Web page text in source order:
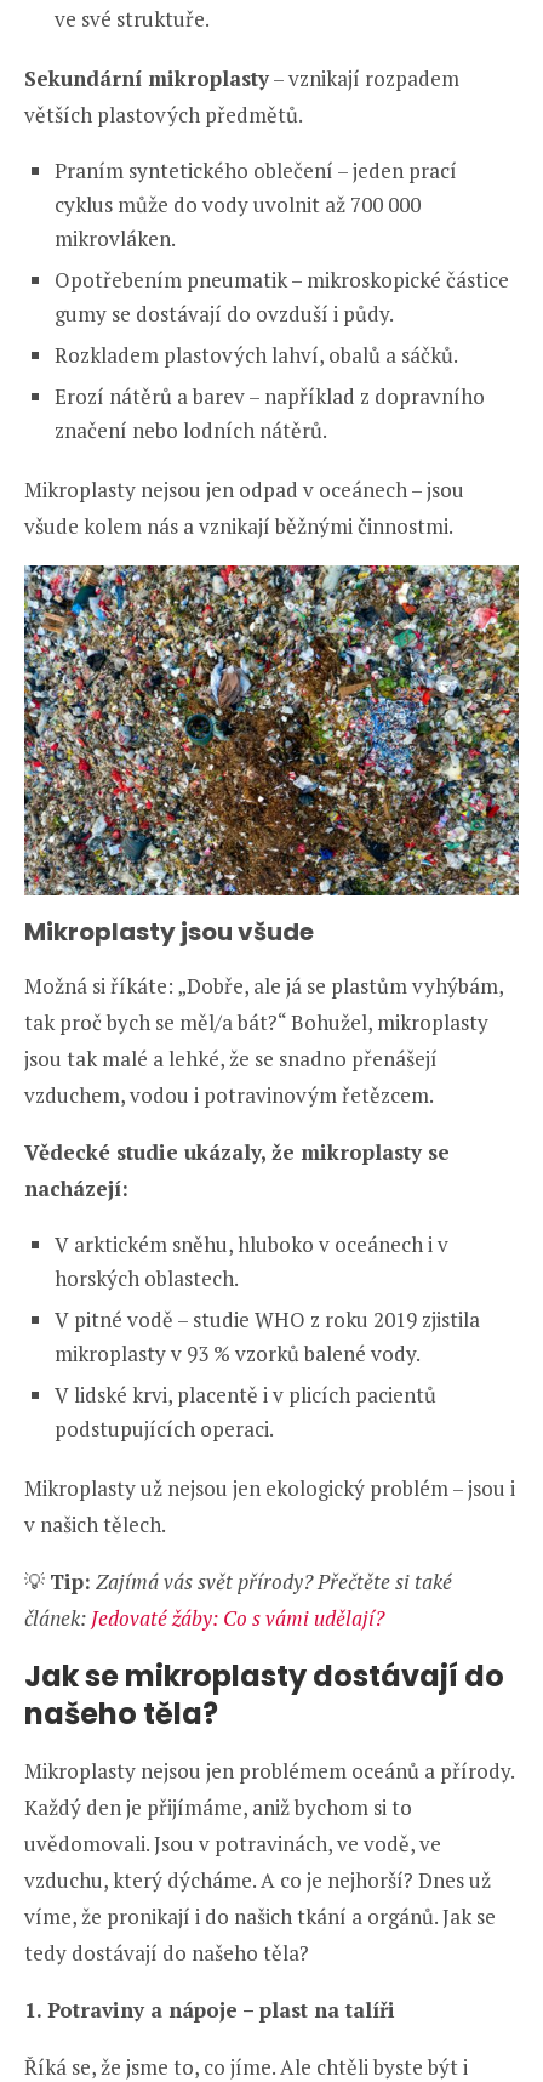
ve své struktuře.
Sekundární mikroplasty– vznikají rozpadem
větších plastových předmětů.
Praním syntetického oblečení – jeden prací
cyklus může do vody uvolnit až 700 000
mikrovláken.
Opotřebením pneumatik – mikroskopické částice
gumy se dostávají do ovzduší i půdy.
Rozkladem plastových lahví, obalů a sáčků.
Erozí nátěrů a barev – například z dopravního
značení nebo lodních nátěrů.
Mikroplasty nejsou jen odpad v oceánech – jsou
všude kolem nás a vznikají běžnými činnostmi.
Mikroplasty jsou všude
Možná si říkáte: „Dobře, ale já se plastům vyhýbám,
tak proč bych se měl/a bát?“ Bohužel, mikroplasty
jsou tak malé a lehké, že se snadno přenášejí
vzduchem, vodou i potravinovým řetězcem.
Vědecké studie ukázaly, že mikroplasty se
nacházejí:
V arktickém sněhu, hluboko v oceánech i v
horských oblastech.
V pitné vodě – studie WHO z roku 2019 zjistila
mikroplasty v 93 % vzorků balené vody.
V lidské krvi, placentě i v plicích pacientů
podstupujících operaci.
Mikroplasty už nejsou jen ekologický problém – jsou i
v našich tělech.
💡 Tip: Zajímá vás svět přírody? Přečtěte si také
článek: Jedovaté žáby: Co s vámi udělají?
Jak se mikroplasty dostávají do
našeho těla?
Mikroplasty nejsou jen problémem oceánů a přírody.
Každý den je přijímáme, aniž bychom si to
uvědomovali. Jsou v potravinách, ve vodě, ve
vzduchu, který dýcháme. A co je nejhorší? Dnes už
víme, že pronikají i do našich tkání a orgánů. Jak se
tedy dostávají do našeho těla?
1. Potraviny a nápoje – plast na talíři
Říká se, že jsme to, co jíme. Ale chtěli byste být i